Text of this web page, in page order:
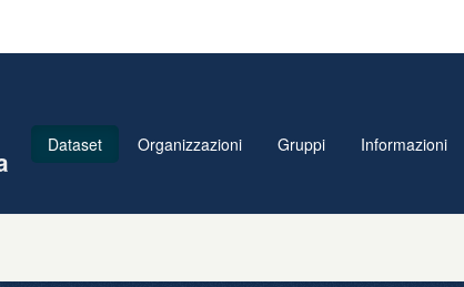
Dataset Organizzazioni Gruppi Informazioni